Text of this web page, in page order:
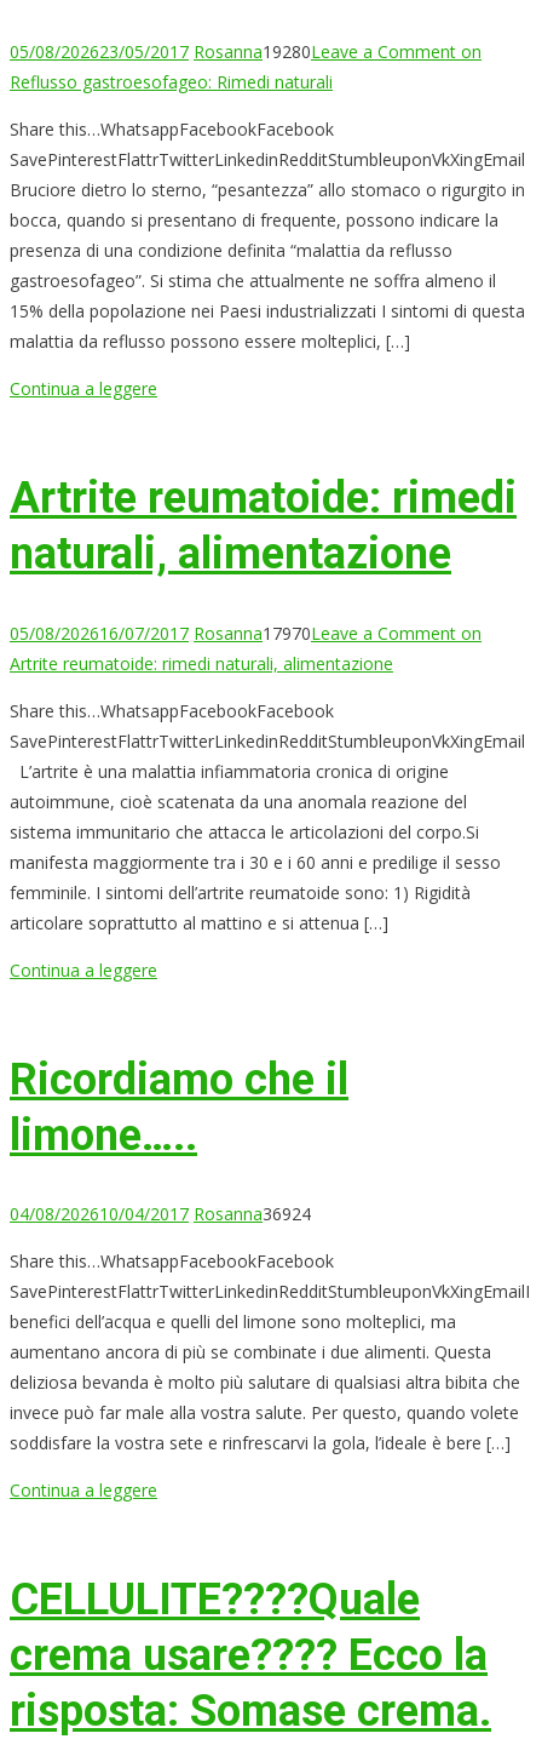
05/08/202623/05/2017 Rosanna19280Leave a Comment on
Reflusso gastroesofageo: Rimedi naturali
Share this…WhatsappFacebookFacebook
SavePinterestFlattrTwitterLinkedinRedditStumbleuponVkXingEmail
Bruciore dietro lo sterno, “pesantezza” allo stomaco o rigurgito in
bocca, quando si presentano di frequente, possono indicare la
presenza di una condizione definita “malattia da reflusso
gastroesofageo”. Si stima che attualmente ne soffra almeno il
15% della popolazione nei Paesi industrializzati I sintomi di questa
malattia da reflusso possono essere molteplici, […]
Continua a leggere
Artrite reumatoide: rimedi
naturali, alimentazione
05/08/202616/07/2017 Rosanna17970Leave a Comment on
Artrite reumatoide: rimedi naturali, alimentazione
Share this…WhatsappFacebookFacebook
SavePinterestFlattrTwitterLinkedinRedditStumbleuponVkXingEmail
L’artrite è una malattia infiammatoria cronica di origine
autoimmune, cioè scatenata da una anomala reazione del
sistema immunitario che attacca le articolazioni del corpo.Si
manifesta maggiormente tra i 30 e i 60 anni e predilige il sesso
femminile. I sintomi dell’artrite reumatoide sono: 1) Rigidità
articolare soprattutto al mattino e si attenua […]
Continua a leggere
Ricordiamo che il
limone…..
04/08/202610/04/2017 Rosanna36924
Share this…WhatsappFacebookFacebook
SavePinterestFlattrTwitterLinkedinRedditStumbleuponVkXingEmailI
benefici dell’acqua e quelli del limone sono molteplici, ma
aumentano ancora di più se combinate i due alimenti. Questa
deliziosa bevanda è molto più salutare di qualsiasi altra bibita che
invece può far male alla vostra salute. Per questo, quando volete
soddisfare la vostra sete e rinfrescarvi la gola, l’ideale è bere […]
Continua a leggere
CELLULITE????Quale
crema usare???? Ecco la
risposta: Somase crema.